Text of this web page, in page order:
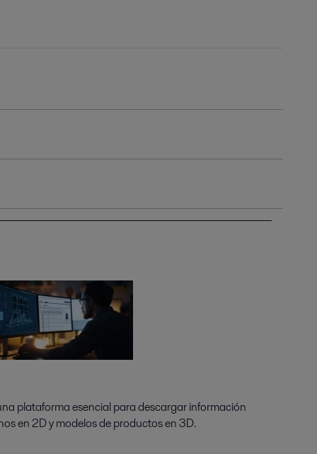
plataforma esencial para descargar información
en 2D y modelos de productos en 3D.